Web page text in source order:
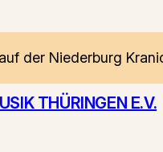
der Niederburg
THÜRINGEN E.V.